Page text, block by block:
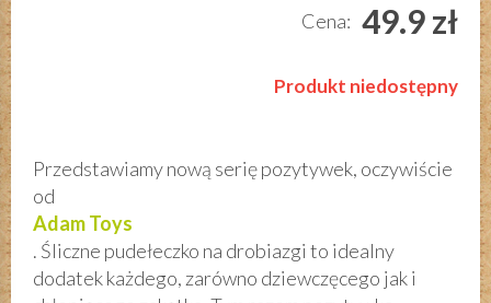
Cena: 49.9 zł
Produkt niedostępny
Przedstawiamy nową serię pozytywek, oczywiście
od
Adam Toys
. Śliczne pudełeczko na drobiazgi to idealny
dodatek każdego, zarówno dziewczęcego jak i